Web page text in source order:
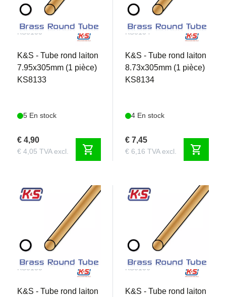
KS8133
K&S - Tube rond laiton
7.95x305mm (1 pièce)
KS8133
5 En stock
€ 4,90
€ 4,05 TVA excl. shopping_cart
KS8134
K&S - Tube rond laiton
8.73x305mm (1 pièce)
KS8134
4 En stock
€ 7,45
€ 6,16 TVA excl. shopping_cart
KS8135
K&S - Tube rond laiton
KS8136
K&S - Tube rond laiton